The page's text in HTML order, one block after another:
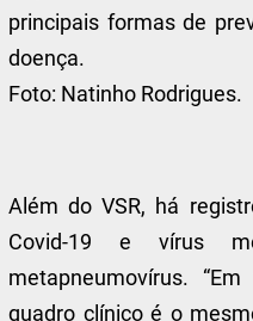
principais formas de
doença.
Foto: Natinho Rodrigues.
Além do VSR, há
Covid-19 e vírus
metapneumovírus.
quadro clínico é o